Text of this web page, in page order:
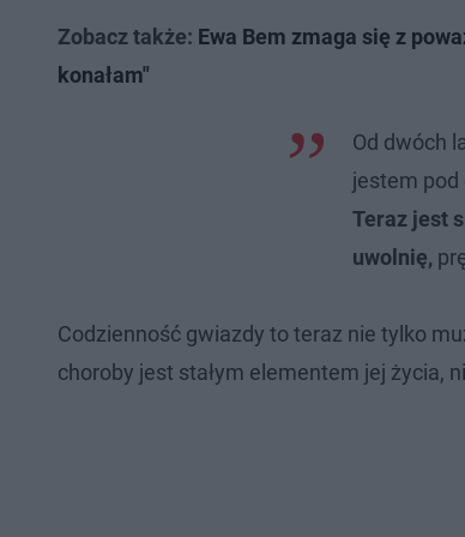
Zobacz także: Ewa Bem zmaga się z
konałam"
Od dwóch
jestem pod
Teraz jest
uwolnię,
Codzienność gwiazdy to teraz nie tylko
choroby jest stałym elementem jej życia,